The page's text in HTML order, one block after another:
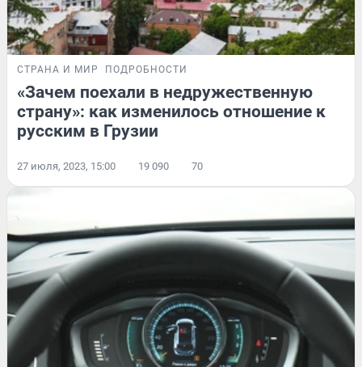
СТРАНА И МИР ПОДРОБНОСТИ
«Зачем поехали в недружественную
страну»: как изменилось отношение к
русским в Грузии
27 июля, 2023, 15:00 19 090 70